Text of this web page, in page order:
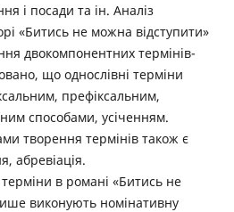
і посади та ін. Аналіз
«Битись не можна відступити»
двокомпонентних термінів-
що однослівні терміни
префіксальним,
способами, усіченням.
творення термінів також є
абревіація.
в романі «Битись не
виконують номінативну